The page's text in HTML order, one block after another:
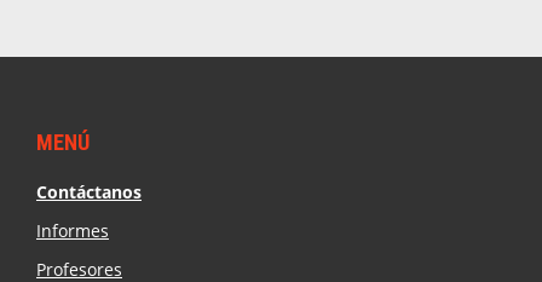
Footer
MENÚ
Contáctanos
Informes
Profesores